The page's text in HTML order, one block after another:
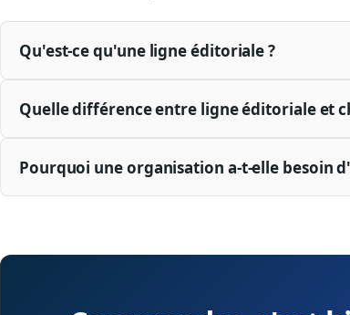
Qu'est-ce qu'une ligne éditoriale ?
Quelle différence entre ligne éditoriale et
Pourquoi une organisation a-t-elle besoin